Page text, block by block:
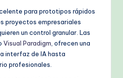
para prototipos rápidos
proyectos empresariales
un control granular. Las
Visual Paradigm, ofrecen una
interfaz de IA hasta
profesionales.